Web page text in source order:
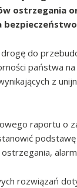
ostrzegania
do
państwa
z
raportu o
podstawę
rozwiązań